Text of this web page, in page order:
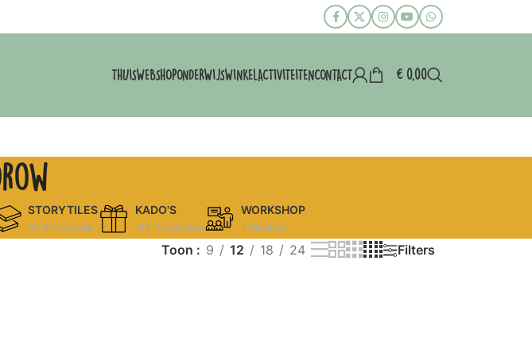
THUISWEBSHOPONDERWIJSWINKELACTIVITEITENCONTACT €0,00
STORYTILES
35 Producten
KADO'S
112 Producten
WORKSHOP
1 Product
Toon 9 12 18 24 Filters